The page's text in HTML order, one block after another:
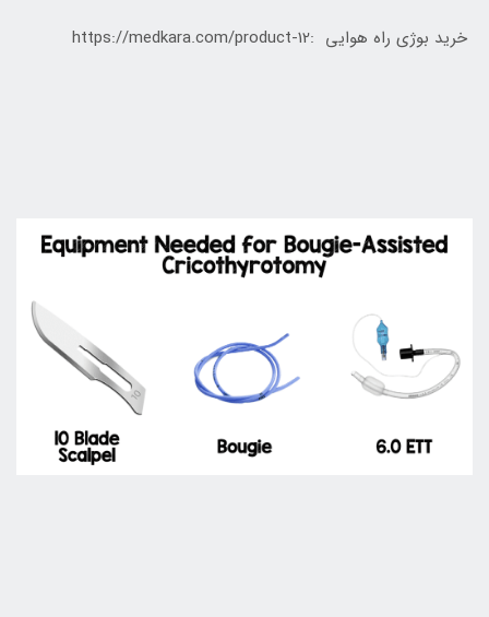
خرید بوژی راه هوایی :https://medkara.com/product-12